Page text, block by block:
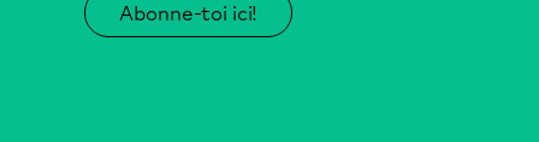
Abonne-toi ici!